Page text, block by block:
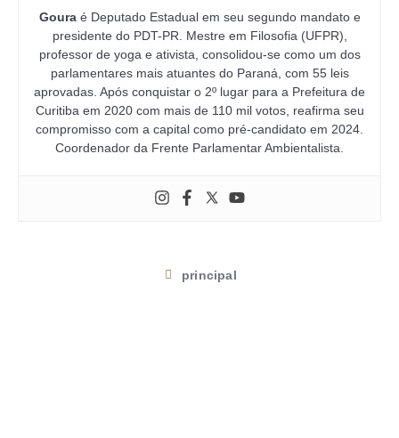
Gouraé Deputado Estadual em seu segundo mandato e
presidente do PDT-PR. Mestre em Filosofia (UFPR),
professor de yoga e ativista, consolidou-se como um dos
parlamentares mais atuantes do Paraná, com 55 leis
aprovadas. Após conquistar o 2º lugar para a Prefeitura de
Curitiba em 2020 com mais de 110 mil votos, reafirma seu
compromisso com a capital como pré-candidato em 2024.
Coordenador da Frente Parlamentar Ambientalista.
principal